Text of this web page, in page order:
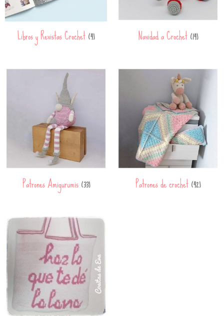
Libros y Revistas Crochet(4) Navidad a Crochet(14)
Patrones Amigurumis(33) Patrones de crochet(42)